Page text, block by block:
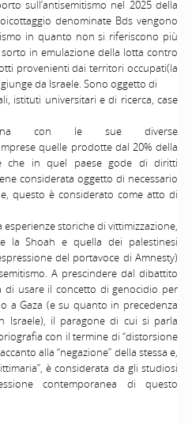
sull’antisemitismo nel 2025 della
denominate Bds vengono
in quanto non si riferiscono più
in emulazione della lotta contro
provenienti dai territori occupati(la
da Israele. Sono oggetto di
istituti universitari e di ricerca, case
con le sue diverse
quelle prodotte dal 20% della
che in quel paese gode di diritti
considerata oggetto di necessario
questo è considerato come atto di
storiche di vittimizzazione,
la Shoah e quella dei palestinesi
del portavoce di Amnesty)
A prescindere dal dibattito
di usare il concetto di genocidio per
a Gaza (e su quanto in precedenza
Israele), il paragone di cui si parla
con il termine di “distorsione
alla “negazione” della stessa e,
è considerata da gli studiosi
contemporanea di questo